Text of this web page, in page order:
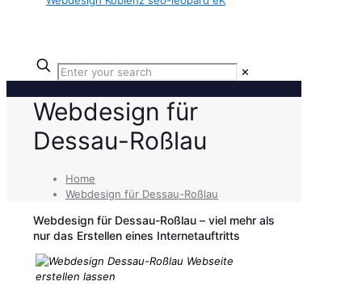
✕
Webdesign für
Dessau-Roßlau
Home
Webdesign für Dessau-Roßlau
Webdesign für Dessau-Roßlau – viel mehr als
nur das Erstellen eines Internetauftritts